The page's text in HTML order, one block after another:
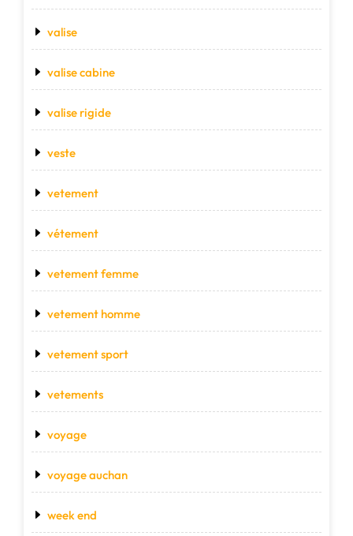
valise
valise cabine
valise rigide
veste
vetement
vétement
vetement femme
vetement homme
vetement sport
vetements
voyage
voyage auchan
week end